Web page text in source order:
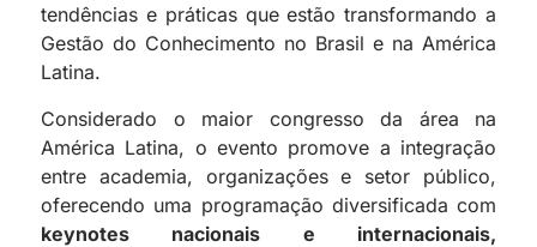
tendências e práticas que estão transformando a
Gestão do Conhecimento no Brasil e na América
Latina.
Considerado o maior congresso da área na
América Latina, o evento promove a integração
entre academia, organizações e setor público,
oferecendo uma programação diversificada com
keynotes nacionais e internacionais,